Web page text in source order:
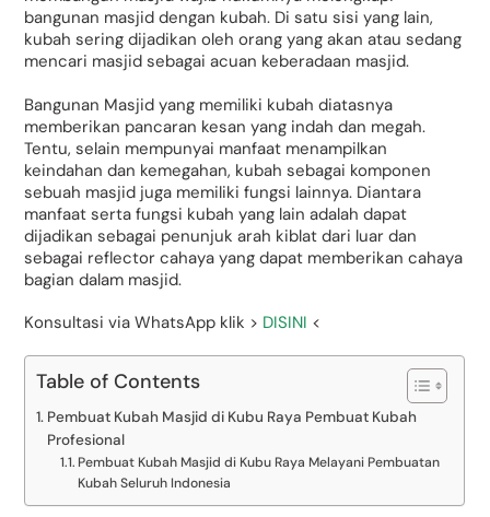
bangunan masjid dengan kubah. Di satu sisi yang lain,
kubah sering dijadikan oleh orang yang akan atau sedang
mencari masjid sebagai acuan keberadaan masjid.
Bangunan Masjid yang memiliki kubah diatasnya
memberikan pancaran kesan yang indah dan megah.
Tentu, selain mempunyai manfaat menampilkan
keindahan dan kemegahan, kubah sebagai komponen
sebuah masjid juga memiliki fungsi lainnya. Diantara
manfaat serta fungsi kubah yang lain adalah dapat
dijadikan sebagai penunjuk arah kiblat dari luar dan
sebagai reflector cahaya yang dapat memberikan cahaya
bagian dalam masjid.
Konsultasi via WhatsApp klik > DISINI <
Table of Contents
Pembuat Kubah Masjid di Kubu Raya Pembuat Kubah
Profesional
Pembuat Kubah Masjid di Kubu Raya Melayani Pembuatan
Kubah Seluruh Indonesia